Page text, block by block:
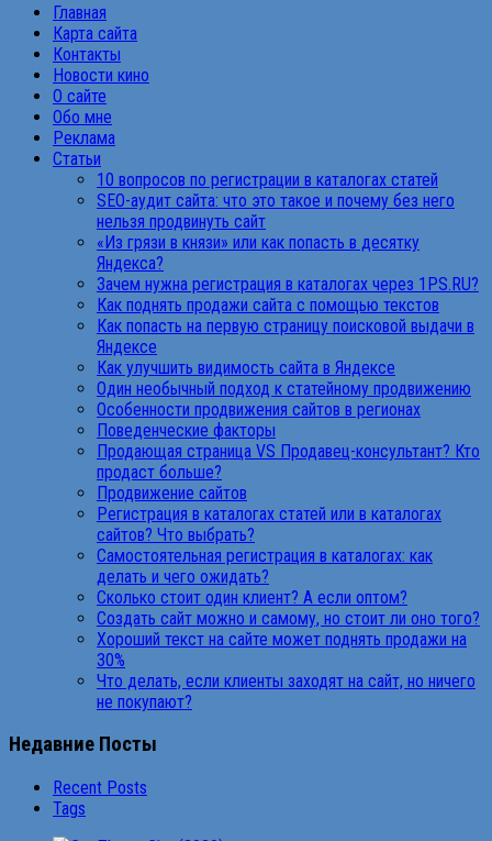
Главная
Карта сайта
Контакты
Новости кино
О сайте
Обо мне
Реклама
Статьи
10 вопросов по регистрации в каталогах статей
SEO-аудит сайта: что это такое и почему без него
нельзя продвинуть сайт
«Из грязи в князи» или как попасть в десятку
Яндекса?
Зачем нужна регистрация в каталогах через 1PS.RU?
Как поднять продажи сайта с помощью текстов
Как попасть на первую страницу поисковой выдачи в
Яндексе
Как улучшить видимость сайта в Яндексе
Один необычный подход к статейному продвижению
Особенности продвижения сайтов в регионах
Поведенческие факторы
Продающая страница VS Продавец-консультант? Кто
продаст больше?
Продвижение сайтов
Регистрация в каталогах статей или в каталогах
сайтов? Что выбрать?
Самостоятельная регистрация в каталогах: как
делать и чего ожидать?
Сколько стоит один клиент? А если оптом?
Создать сайт можно и самому, но стоит ли оно того?
Хороший текст на сайте может поднять продажи на
30%
Что делать, если клиенты заходят на сайт, но ничего
не покупают?
Недавние Посты
Recent Posts
Tags